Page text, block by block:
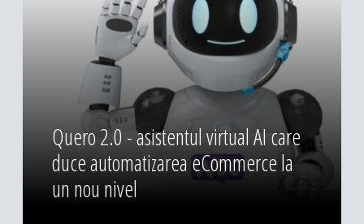
Quero 2.0 - asistentul virtual AI care
duce automatizarea eCommerce la
un nou nivel